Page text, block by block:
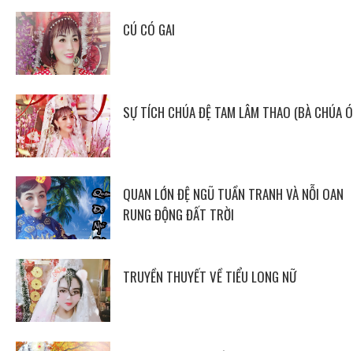
CÚ CÓ GAI
SỰ TÍCH CHÚA ĐỆ TAM LÂM THAO (BÀ CHÚA
QUAN LỚN ĐỆ NGŨ TUẦN TRANH VÀ NỖI OAN
RUNG ĐỘNG ĐẤT TRỜI
TRUYỀN THUYẾT VỀ TIỂU LONG NỮ